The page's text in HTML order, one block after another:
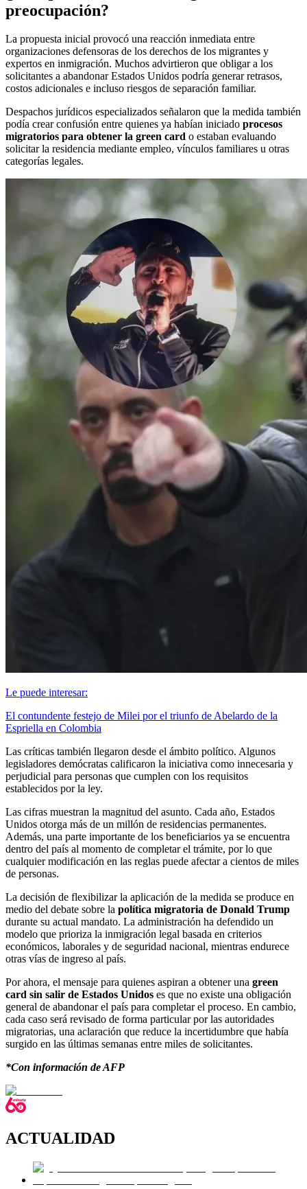
preocupación?
La propuesta inicial provocó una reacción inmediata entre
organizaciones defensoras de los derechos de los migrantes y
expertos en inmigración. Muchos advirtieron que obligar a los
solicitantes a abandonar Estados Unidos podría generar retrasos,
costos adicionales e incluso riesgos de separación familiar.
Despachos jurídicos especializados señalaron que la medida también
podía crear confusión entre quienes ya habían iniciado procesos
migratorios para obtener la green card o estaban evaluando
solicitar la residencia mediante empleo, vínculos familiares u otras
categorías legales.
Le puede interesar:
El contundente festejo de Milei por el triunfo de Abelardo de la
Espriella en Colombia
Las críticas también llegaron desde el ámbito político. Algunos
legisladores demócratas calificaron la iniciativa como innecesaria y
perjudicial para personas que cumplen con los requisitos
establecidos por la ley.
Las cifras muestran la magnitud del asunto. Cada año, Estados
Unidos otorga más de un millón de residencias permanentes.
Además, una parte importante de los beneficiarios ya se encuentra
dentro del país al momento de completar el trámite, por lo que
cualquier modificación en las reglas puede afectar a cientos de miles
de personas.
La decisión de flexibilizar la aplicación de la medida se produce en
medio del debate sobre la política migratoria de Donald Trump
durante su actual mandato. La administración ha defendido un
modelo que prioriza la inmigración legal basada en criterios
económicos, laborales y de seguridad nacional, mientras endurece
otras vías de ingreso al país.
Por ahora, el mensaje para quienes aspiran a obtener una green
card sin salir de Estados Unidos es que no existe una obligación
general de abandonar el país para completar el proceso. En cambio,
cada caso será revisado de forma particular por las autoridades
migratorias, una aclaración que reduce la incertidumbre que había
surgido en las últimas semanas entre miles de solicitantes.
*Con información de AFP
ACTUALIDAD